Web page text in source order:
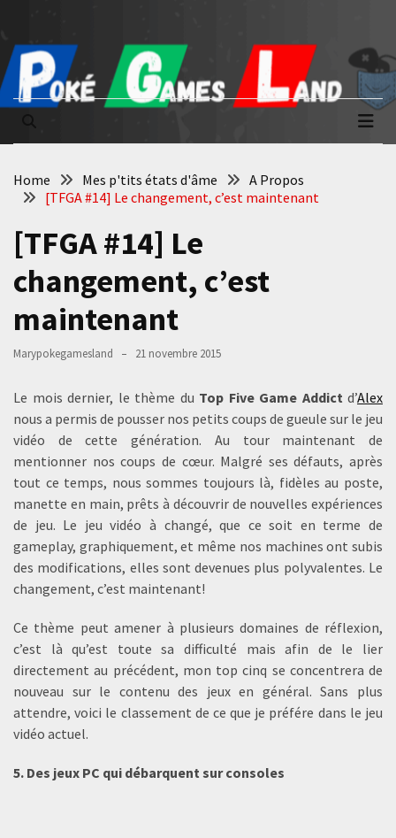
content
content
Poké Games
La passion du jeu vidéo
Home Mes p'tits états d'âme
A Propos
[TFGA #14] Le changement, c’est maintenant
[TFGA #14] Le
changement, c’est
maintenant
Marypokegamesland 21 novembre 2015
Le mois dernier, le thème du Top Five Game Addict d’Alex
nous a permis de pousser nos petits coups de gueule sur le jeu
vidéo de cette génération. Au tour maintenant de
mentionner nos coups de cœur. Malgré ses défauts, après
tout ce temps, nous sommes toujours là, fidèles au poste,
manette en main, prêts à découvrir de nouvelles expériences
de jeu. Le jeu vidéo à changé, que ce soit en terme de
gameplay, graphiquement, et même nos machines ont subis
des modifications, elles sont devenues plus polyvalentes. Le
changement, c’est maintenant!
Ce thème peut amener à plusieurs domaines de réflexion,
c’est là qu’est toute sa difficulté mais afin de le lier
directement au précédent, mon top cinq se concentrera de
nouveau sur le contenu des jeux en général. Sans plus
attendre, voici le classement de ce que je préfére dans le jeu
vidéo actuel.
5. Des jeux PC qui débarquent sur consoles